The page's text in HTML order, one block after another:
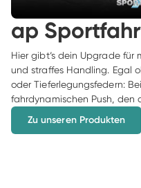
ap
Hier gibt‘s dein Upgrade für
und straffes Handling. Egal
oder Tieferlegungsfedern:
fahrdynamischen Push, den
Zu unseren Produkten